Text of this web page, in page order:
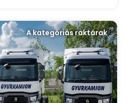
A kategóriás raktárak